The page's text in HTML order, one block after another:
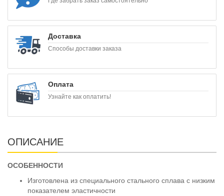
Доставка
Способы доставки заказа
Оплата
Узнайте как оплатить!
ОПИСАНИЕ
ОСОБЕННОСТИ
Изготовлена из специального стального сплава с низким
показателем эластичности